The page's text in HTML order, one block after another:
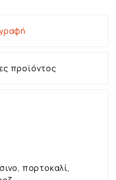
προϊόντος
πορτοκαλί,